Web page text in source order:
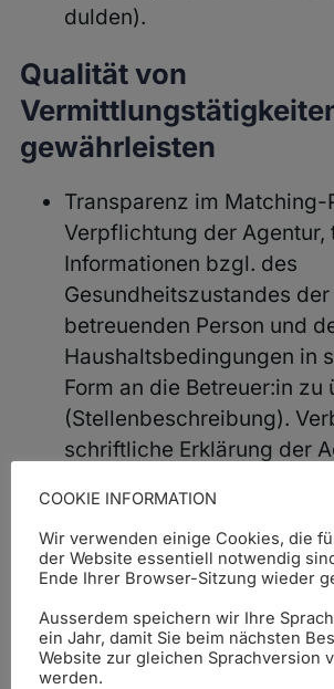
dulden).
Qualität von
gewährleisten
Transparenz im Matching-
Verpflichtung der Agentur,
Informationen bzgl. des
Gesundheitszustandes der
betreuenden Person und
Haushaltsbedingungen in
Form an die Betreuer:in zu
(Stellenbeschreibung).
schriftliche Erklärung der
eine professionelle
Matching haftet.
irreführender,
falscher Informationen
Matching) durch die
Grund für die sofortige
COOKIE INFORMATION
Wir verwenden einige Cookies, die
der Website essentiell notwendig
Ende Ihrer Browser-Sitzung wieder
Ausserdem speichern wir Ihre
ein Jahr, damit Sie beim nächsten
Website zur gleichen Sprachversion
werden.